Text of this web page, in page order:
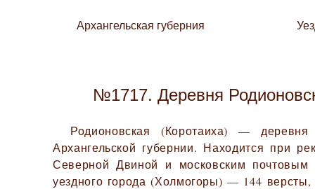
Архангельская губерния
№1717. Деревня
Родионовская (Коротаиха) —
Архангельской губернии. Находится при
Северной Двиной и московским почтовым
уездного города (Холмогоры) — 144